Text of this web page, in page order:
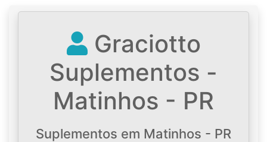
Graciotto
Suplementos -
Matinhos - PR
Suplementos em Matinhos - PR